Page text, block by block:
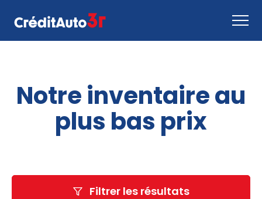
Comment ça marche
Nous joindre
Inventaire
Notre inventaire au
plus bas prix
Filtrer les résultats